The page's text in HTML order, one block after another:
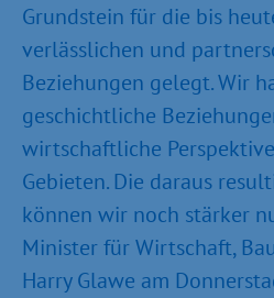
Grundstein für die bis
verlässlichen und
Beziehungen gelegt. Wir
geschichtliche
wirtschaftliche
Gebieten. Die daraus
können wir noch stärker
Minister für Wirtschaft,
Harry Glawe am